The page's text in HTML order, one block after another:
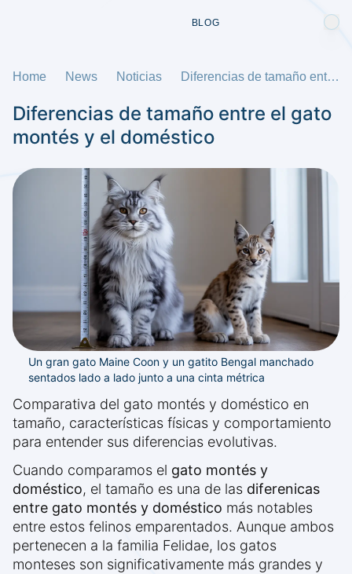
BLOG
Home News Noticias Diferencias de tamaño entre el gato montés y el doméstico
Diferencias de tamaño entre el gato
montés y el doméstico
Un gran gato Maine Coon y un gatito Bengal manchado
sentados lado a lado junto a una cinta métrica
Comparativa del gato montés y doméstico en
tamaño, características físicas y comportamiento
para entender sus diferencias evolutivas.
Cuando comparamos el gato montés y
doméstico, el tamaño es una de las diferenicas
entre gato montés y doméstico más notables
entre estos felinos emparentados. Aunque ambos
pertenecen a la familia Felidae, los gatos
monteses son significativamente más grandes y